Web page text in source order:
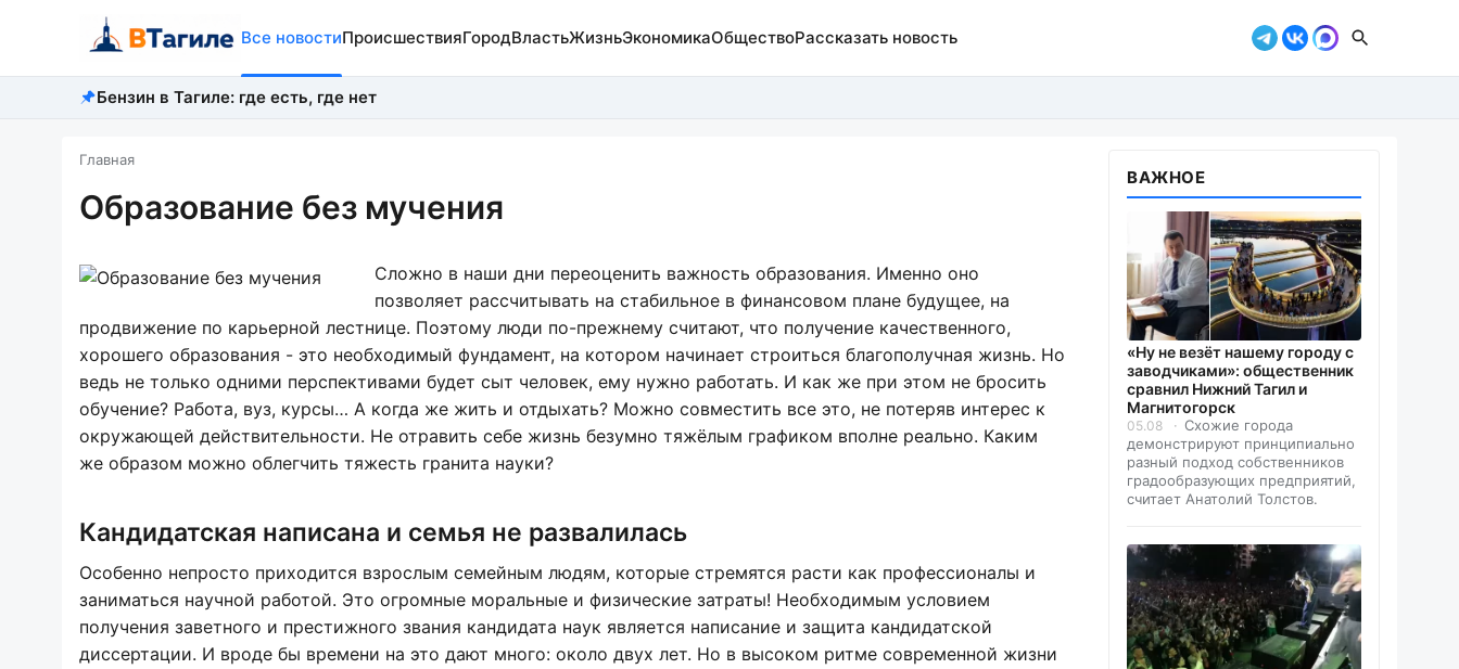
Все новостиПроисшествияГородВластьЖизньЭкономикаОбществоРассказать новость
Бензин в Тагиле: где есть, где нет
Главная
Образование без мучения
Сложно в наши дни переоценить важность образования. Именно оно
позволяет рассчитывать на стабильное в финансовом плане будущее, на
продвижение по карьерной лестнице. Поэтому люди по-прежнему считают, что получение качественного,
хорошего образования - это необходимый фундамент, на котором начинает строиться благополучная жизнь. Но
ведь не только одними перспективами будет сыт человек, ему нужно работать. И как же при этом не бросить
обучение? Работа, вуз, курсы… А когда же жить и отдыхать? Можно совместить все это, не потеряв интерес к
окружающей действительности. Не отравить себе жизнь безумно тяжёлым графиком вполне реально. Каким
же образом можно облегчить тяжесть гранита науки?
Кандидатская написана и семья не развалилась
Особенно непросто приходится взрослым семейным людям, которые стремятся расти как профессионалы и
заниматься научной работой. Это огромные моральные и физические затраты! Необходимым условием
получения заветного и престижного звания кандидата наук является написание и защита кандидатской
диссертации. И вроде бы времени на это дают много: около двух лет. Но в высоком ритме современной жизни
ВАЖНОЕ
«Ну не везёт нашему городу с
заводчиками»: общественник
сравнил Нижний Тагил и
Магнитогорск
05.08
Схожие города
демонстрируют принципиально
разный подход собственников
градообразующих предприятий,
считает Анатолий Толстов.